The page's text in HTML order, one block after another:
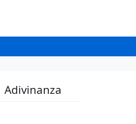
Adivinanza